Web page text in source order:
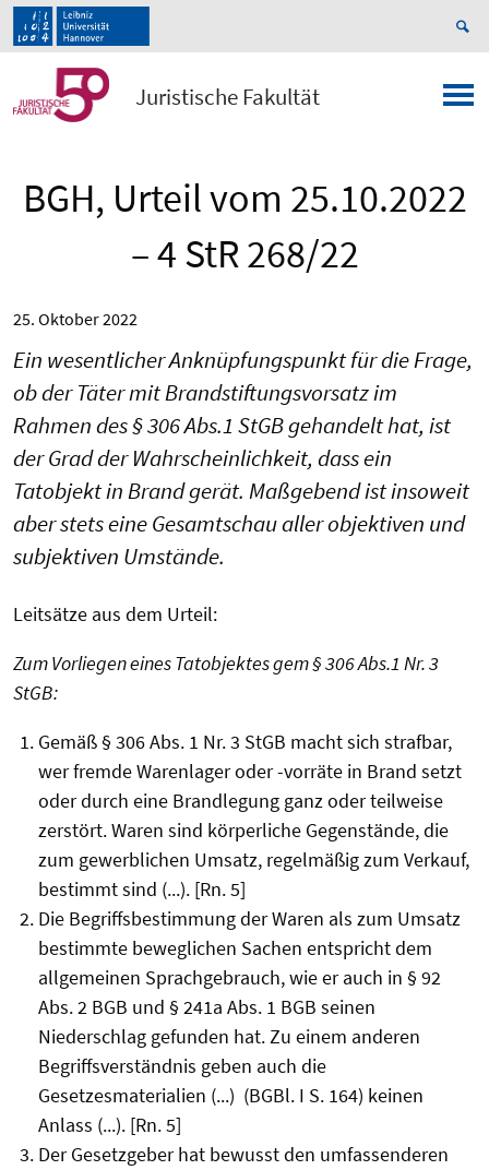
Juristische Fakultät
BGH, Urteil vom 25.10.2022
– 4 StR 268/22
25. Oktober 2022
Ein wesentlicher Anknüpfungs­punkt für die Frage,
ob der Täter mit Brandstiftungs­vorsatz im
Rahmen des § 306 Abs.1 StGB gehandelt hat, ist
der Grad der Wahrscheinlichkeit, dass ein
Tatobjekt in Brand gerät. Maßgebend ist insoweit
aber stets eine Gesamtschau aller objektiven und
subjektiven Umstände.
Leitsätze aus dem Urteil:
Zum Vorliegen eines Tatobjektes gem § 306 Abs.1 Nr. 3
StGB:
Gemäß § 306 Abs. 1 Nr. 3 StGB macht sich strafbar,
wer fremde Warenlager oder -vorräte in Brand setzt
oder durch eine Brandlegung ganz oder teilweise
zerstört. Waren sind körperliche Gegenstände, die
zum gewerblichen Umsatz, regelmäßig zum Verkauf,
bestimmt sind (...). [Rn. 5]
Die Begriffs­bestimmung der Waren als zum Umsatz
bestimmte beweglichen Sachen entspricht dem
allgemeinen Sprachgebrauch, wie er auch in § 92
Abs. 2 BGB und § 241a Abs. 1 BGB seinen
Niederschlag gefunden hat. Zu einem anderen
Begriffsverständnis geben auch die
Gesetzesmaterialien (...) (BGBl. I S. 164) keinen
Anlass (...). [Rn. 5]
Der Gesetzgeber hat bewusst den umfassenderen